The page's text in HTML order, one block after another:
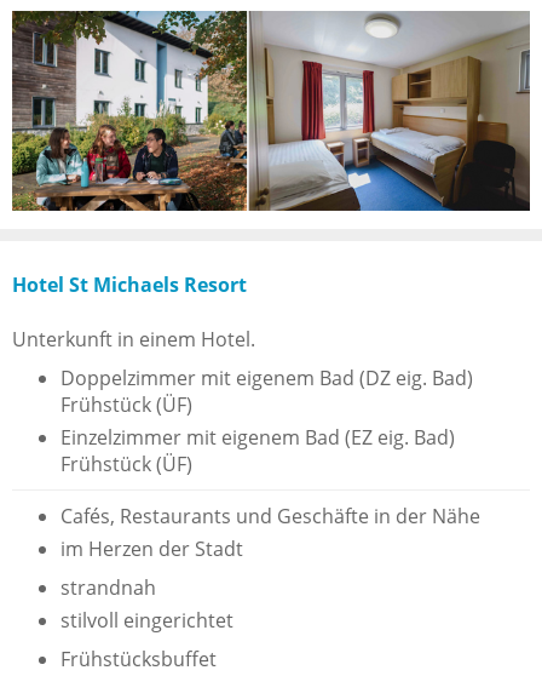
Hotel St Michaels Resort
Unterkunft in einem Hotel.
Doppelzimmer mit eigenem Bad (DZ eig. Bad)
Frühstück (ÜF)
Einzelzimmer mit eigenem Bad (EZ eig. Bad)
Frühstück (ÜF)
Cafés, Restaurants und Geschäfte in der Nähe
im Herzen der Stadt
strandnah
stilvoll eingerichtet
Frühstücksbuffet